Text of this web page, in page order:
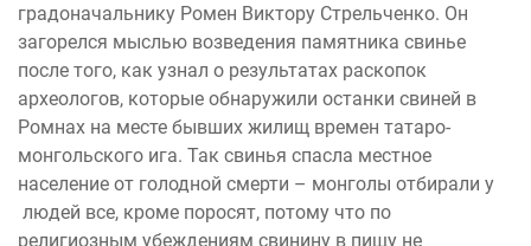
градоначальнику Ромен Виктору Стрельченко. Он
загорелся мыслью возведения памятника свинье
после того, как узнал о результатах раскопок
археологов, которые обнаружили останки свиней в
Ромнах на месте бывших жилищ времен татаро-
монгольского ига. Так свинья спасла местное
население от голодной смерти – монголы отбирали у
людей все, кроме поросят, потому что по
религиозным убеждениям свинину в пищу не